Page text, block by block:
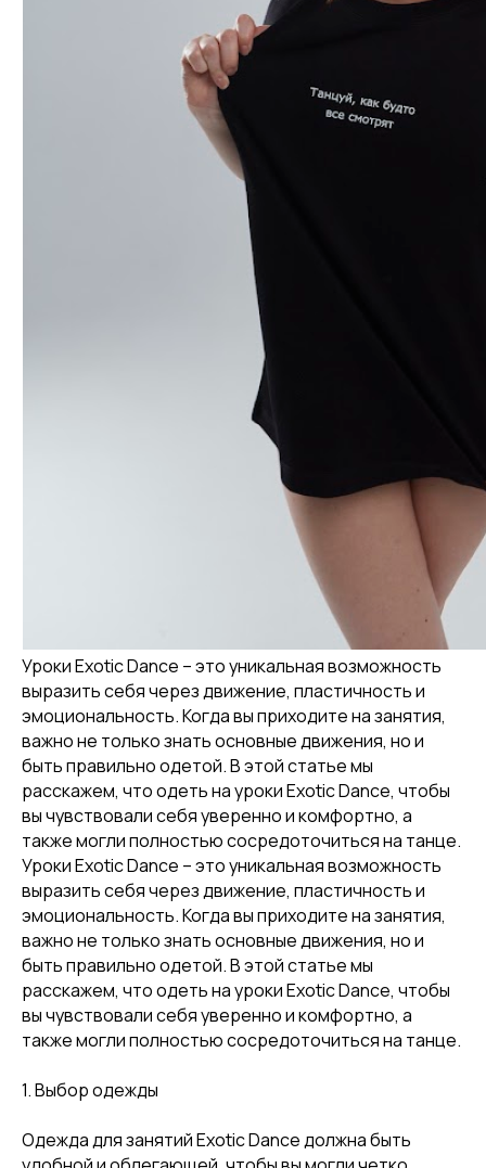
Уроки Exotic Dance – это уникальная возможность
выразить себя через движение, пластичность и
эмоциональность. Когда вы приходите на занятия,
важно не только знать основные движения, но и
быть правильно одетой. В этой статье мы
расскажем, что одеть на уроки Exotic Dance, чтобы
вы чувствовали себя уверенно и комфортно, а
также могли полностью сосредоточиться на танце.
Уроки Exotic Dance – это уникальная возможность
выразить себя через движение, пластичность и
эмоциональность. Когда вы приходите на занятия,
важно не только знать основные движения, но и
быть правильно одетой. В этой статье мы
расскажем, что одеть на уроки Exotic Dance, чтобы
вы чувствовали себя уверенно и комфортно, а
также могли полностью сосредоточиться на танце.
1. Выбор одежды
Одежда для занятий Exotic Dance должна быть